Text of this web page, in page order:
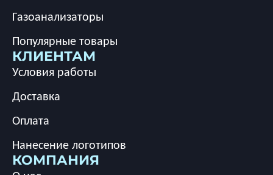
Газоанализаторы
Популярные товары
КЛИЕНТАМ
Условия работы
Доставка
Оплата
Нанесение логотипов
КОМПАНИЯ